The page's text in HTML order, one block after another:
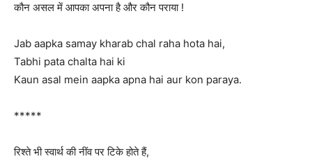
कौन असल में आपका अपना है और कौन पराया !
Jab aapka samay kharab chal raha hota hai,
Tabhi pata chalta hai ki
Kaun asal mein aapka apna hai aur kon paraya.
*****
रिश्ते भी स्वार्थ की नींव पर टिके होते हैं,